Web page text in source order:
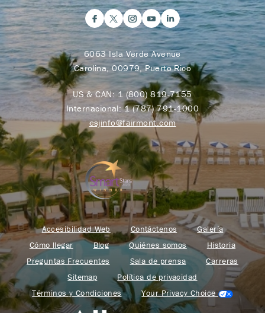
6063 Isla Verde Avenue
Carolina, 00979, Puerto Rico
US & CAN: 1 (800) 819-7155
Internacional:1 (787) 791-1000
esjinfo@fairmont.com
Accesibilidad Web Contáctenos
Galería
Cómo llegar
Blog Quiénes somos
Historia
Preguntas Frecuentes
Sala de prensa
Carreras
Sitemap
Política de privacidad
Términos y Condiciones
Your Privacy Choice